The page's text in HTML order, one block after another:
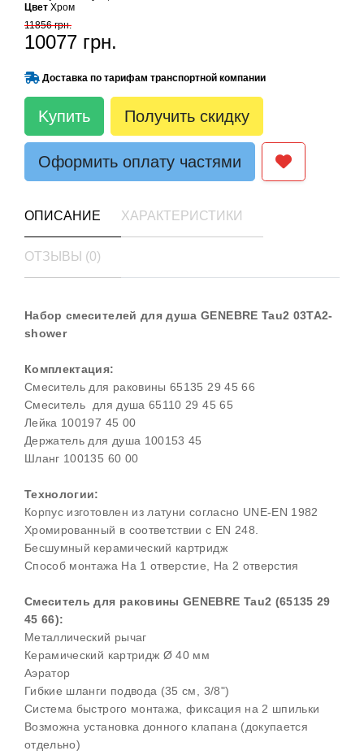
Цвет Хром
11856 грн.
10077 грн.
Доставка по тарифам транспортной компании
Kупить Получить скидку
Оформить оплату частями
ОПИСАНИЕ ХАРАКТЕРИСТИКИ
ОТЗЫВЫ (0)
Набор смесителей для душа GENEBRE Tau2 03TA2-
shower
Комплектация:
Смеситель для раковины 65135 29 45 66
Смеситель для душа 65110 29 45 65
Лейка 100197 45 00
Держатель для душа 100153 45
Шланг 100135 60 00
Технологии:
Корпус изготовлен из латуни согласно UNE-EN 1982
Хромированный в соответствии с EN 248.
Бесшумный керамический картридж
Способ монтажа На 1 отверстие, На 2 отверстия
Смеситель для раковины GENEBRE Tau2 (65135 29
45 66):
Металлический рычаг
Керамический картридж Ø 40 мм
Аэратор
Гибкие шланги подвода (35 см, 3/8")
Система быстрого монтажа, фиксация на 2 шпильки
Возможна установка донного клапана (докупается
отдельно)